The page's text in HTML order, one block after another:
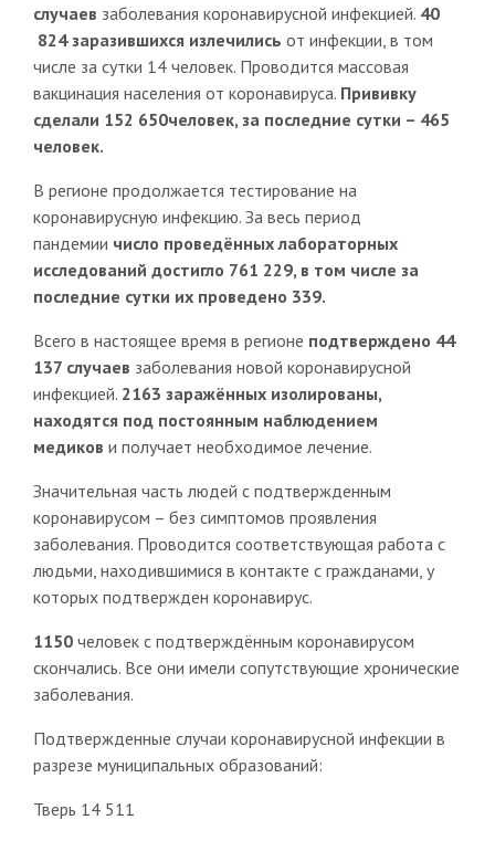
случаев заболевания коронавирусной инфекцией. 40
824 заразившихся излечились от инфекции, в том
числе за сутки 14 человек. Проводится массовая
вакцинация населения от коронавируса. Прививку
сделали 152 650человек, за последние сутки – 465
человек.
В регионе продолжается тестирование на
коронавирусную инфекцию. За весь период
пандемии число проведённых лабораторных
исследований достигло 761 229, в том числе за
последние сутки их проведено 339.
Всего в настоящее время в регионе подтверждено 44
137 случаев заболевания новой коронавирусной
инфекцией. 2163 заражённых изолированы,
находятся под постоянным наблюдением
медиков и получает необходимое лечение.
Значительная часть людей с подтвержденным
коронавирусом – без симптомов проявления
заболевания. Проводится соответствующая работа с
людьми, находившимися в контакте с гражданами, у
которых подтвержден коронавирус.
1150человек с подтверждённым коронавирусом
скончались. Все они имели сопутствующие хронические
заболевания.
Подтвержденные случаи коронавирусной инфекции в
разрезе муниципальных образований:
Тверь 14 511